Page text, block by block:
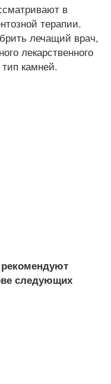
в
терапии.
лечащий врач,
лекарственного
камней.
следующих